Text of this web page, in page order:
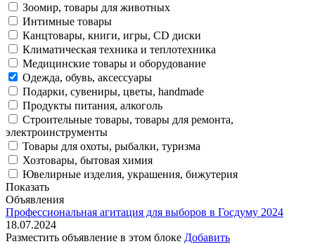
Зоомир, товары для животных
Интимные товары
Канцтовары, книги, игры, CD диски
Климатическая техника и теплотехника
Медицинские товары и оборудование
Одежда, обувь, аксессуары
Подарки, сувениры, цветы, handmade
Продукты питания, алкоголь
Строительные товары, товары для ремонта,
электроинструменты
Товары для охоты, рыбалки, туризма
Хозтовары, бытовая химия
Ювелирные изделия, украшения, бижутерия
Показать
Объявления
Профессиональная агитация для выборов в Госдуму 2024
18.07.2024
Разместить объявление в этом блоке Добавить